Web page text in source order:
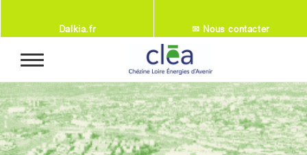
Dalkia.fr ✉ Nous contacter